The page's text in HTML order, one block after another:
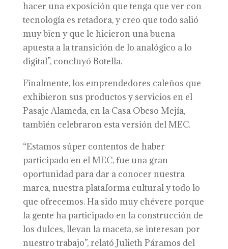
hacer una exposición que tenga que ver con
tecnología es retadora, y creo que todo salió
muy bien y que le hicieron una buena
apuesta a la transición de lo analógico a lo
digital”, concluyó Botella.
Finalmente, los emprendedores caleños que
exhibieron sus productos y servicios en el
Pasaje Alameda, en la Casa Obeso Mejía,
también celebraron esta versión del MEC.
“Estamos súper contentos de haber
participado en el MEC, fue una gran
oportunidad para dar a conocer nuestra
marca, nuestra plataforma cultural y todo lo
que ofrecemos. Ha sido muy chévere porque
la gente ha participado en la construcción de
los dulces, llevan la maceta, se interesan por
nuestro trabajo”, relató Julieth Páramos del